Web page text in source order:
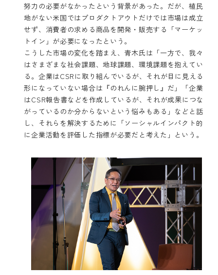
努力の必要がなかったという背景があった。だが、植民
地がない米国ではプロダクトアウトだけでは市場は成立
せず、消費者の求める商品を開発・販売する「マーケッ
トイン」が必要になったという。
こうした市場の変化を踏まえ、青木氏は「一方で、我々
はさまざまな社会課題、地球課題、環境課題を抱えてい
る。企業はCSRに取り組んでいるが、それが目に見える
形になっていない場合は『のれんに腕押し』だ」「企業
はCSR報告書などを作成しているが、それが成果につな
がっているのか分からないという悩みもある」などと話
し、それらを解決するために「ソーシャルインパクト的
に企業活動を評価した指標が必要だと考えた」という。